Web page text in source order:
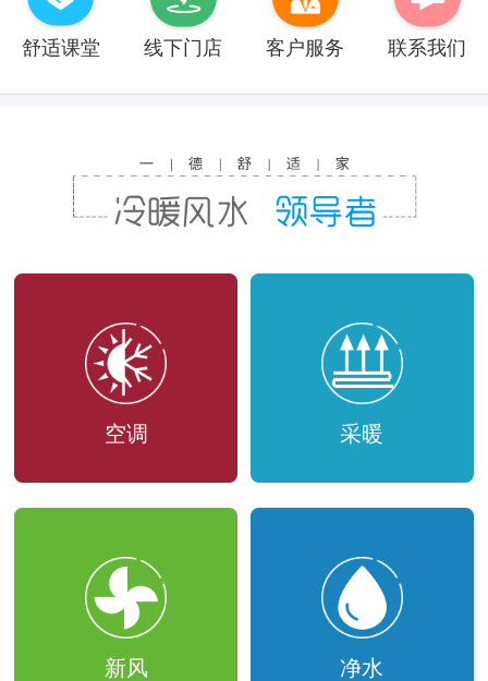
舒适课堂 线下门店 客户服务 联系我们
空调 采暖
新风 净水